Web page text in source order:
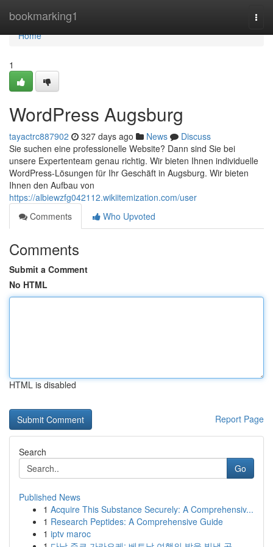
bookmarking1
Home
Home
1
WordPress Augsburg
tayactrc887902 327 days ago News
Discuss
Sie suchen eine professionelle Website? Dann sind Sie bei
unsere Expertenteam genau richtig. Wir bieten Ihnen individuelle
WordPress-Lösungen für Ihr Geschäft in Augsburg. Wir bieten
Ihnen den Aufbau von
https://albiewzfg042112.wikiitemization.com/user
Comments
Who Upvoted
Comments
Submit a Comment
No HTML
HTML is disabled
Report Page
Search
Go
Published News
1 Acquire This Substance Securely: A Comprehensiv...
1 Research Peptides: A Comprehensive Guide
1 iptv maroc